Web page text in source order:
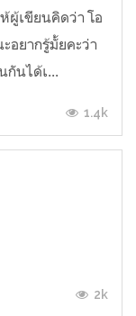
ผู้เขียนคิดว่า โอ
อยากรู้มั้ยคะว่า
กันได้เ...
1.4k
2k